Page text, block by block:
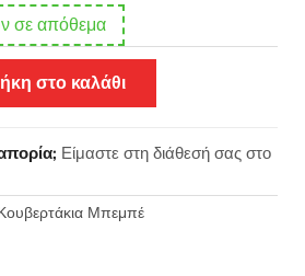
σε απόθεμα
στο καλάθι
Είμαστε στη διάθεσή σας στο
Μπεμπέ